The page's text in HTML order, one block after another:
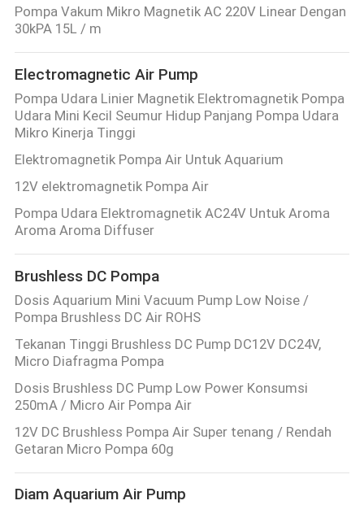
Pompa Vakum Mikro Magnetik AC 220V Linear Dengan
30kPA 15L / m
Electromagnetic Air Pump
Pompa Udara Linier Magnetik Elektromagnetik Pompa
Udara Mini Kecil Seumur Hidup Panjang Pompa Udara
Mikro Kinerja Tinggi
Elektromagnetik Pompa Air Untuk Aquarium
12V elektromagnetik Pompa Air
Pompa Udara Elektromagnetik AC24V Untuk Aroma
Aroma Aroma Diffuser
Brushless DC Pompa
Dosis Aquarium Mini Vacuum Pump Low Noise /
Pompa Brushless DC Air ROHS
Tekanan Tinggi Brushless DC Pump DC12V DC24V,
Micro Diafragma Pompa
Dosis Brushless DC Pump Low Power Konsumsi
250mA / Micro Air Pompa Air
12V DC Brushless Pompa Air Super tenang / Rendah
Getaran Micro Pompa 60g
Diam Aquarium Air Pump